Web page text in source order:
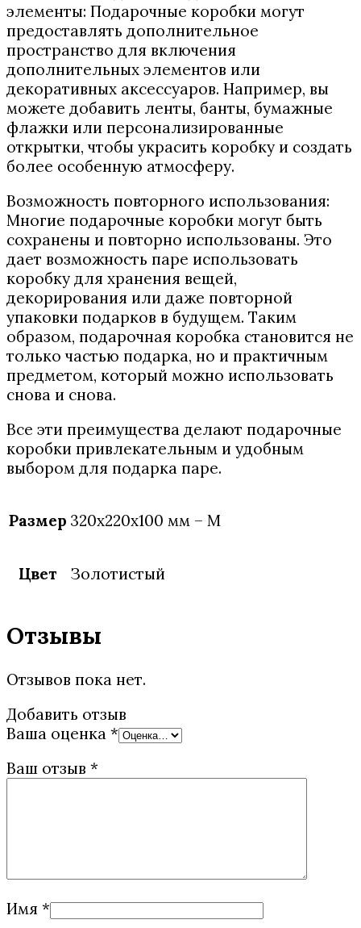
элементы: Подарочные коробки могут
предоставлять дополнительное
пространство для включения
дополнительных элементов или
декоративных аксессуаров. Например, вы
можете добавить ленты, банты, бумажные
флажки или персонализированные
открытки, чтобы украсить коробку и создать
более особенную атмосферу.
Возможность повторного использования:
Многие подарочные коробки могут быть
сохранены и повторно использованы. Это
дает возможность паре использовать
коробку для хранения вещей,
декорирования или даже повторной
упаковки подарков в будущем. Таким
образом, подарочная коробка становится не
только частью подарка, но и практичным
предметом, который можно использовать
снова и снова.
Все эти преимущества делают подарочные
коробки привлекательным и удобным
выбором для подарка паре.
Размер 320x220x100 мм – M
Цвет Золотистый
Отзывы
Отзывов пока нет.
Добавить отзыв
Ваша оценка *
Ваш отзыв *
Имя *